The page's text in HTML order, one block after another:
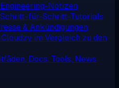
Notizen
Schritt-für-Schritt-Tutorials
& Ankündigungen
Cloudzy im Vergleich zu den
Docs, Tools, News